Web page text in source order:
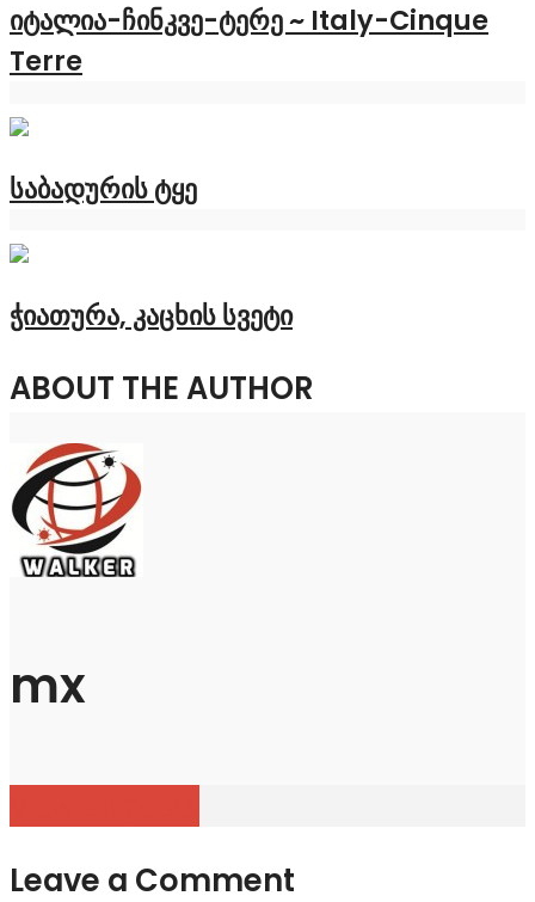
იტალია-ჩინკვე-ტერე ~ Italy-Cinque
Terre
საბადურის ტყე
ჭიათურა, კაცხის სვეტი
ABOUT THE AUTHOR
mx
Leave a Comment